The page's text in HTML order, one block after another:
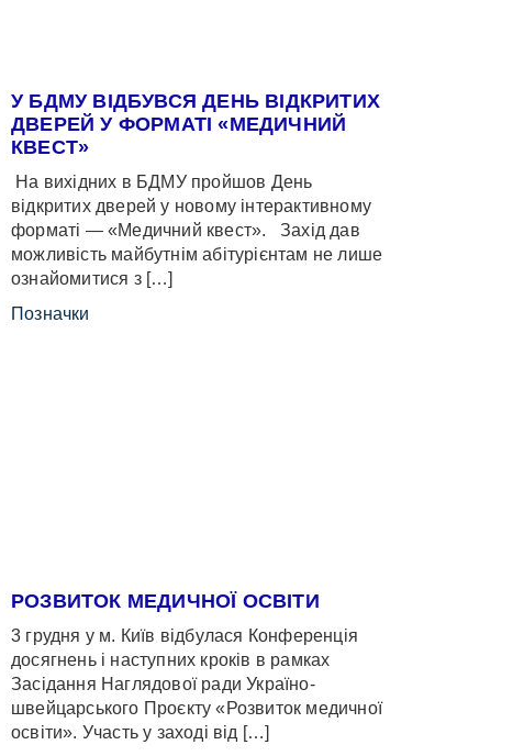
У БДМУ ВІДБУВСЯ ДЕНЬ ВІДКРИТИХ
ДВЕРЕЙ У ФОРМАТІ «МЕДИЧНИЙ
КВЕСТ»
На вихідних в БДМУ пройшов День
відкритих дверей у новому інтерактивному
форматі — «Медичний квест». Захід дав
можливість майбутнім абітурієнтам не лише
ознайомитися з […]
Позначки
РОЗВИТОК МЕДИЧНОЇ ОСВІТИ
3 грудня у м. Київ відбулася Конференція
досягнень і наступних кроків в рамках
Засідання Наглядової ради Україно-
швейцарського Проєкту «Розвиток медичної
освіти». Участь у заході від […]